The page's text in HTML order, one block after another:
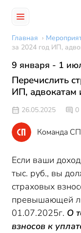
Главная ›
за 2024 год ИП,
9 января - 1
Перечислить
ИП, адвокатам
26.05.2025 0
Команда СП
Если ваши
тыс. руб., вы
страховых
превышающей
01.07.2025г. О
взносов к